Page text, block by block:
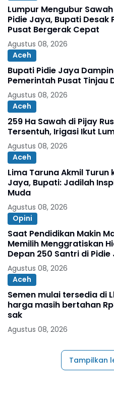
Lumpur Mengubur
Pidie Jaya, Bupati Desak
Pusat Bergerak Cepat
Agustus 08, 2026
Aceh
Bupati Pidie Jaya
Pemerintah Pusat Tinjau
Agustus 08, 2026
Aceh
259 Ha Sawah di Pijay
Tersentuh, Irigasi Ikut
Agustus 08, 2026
Aceh
Lima Taruna Akmil Turun
Jaya, Bupati: Jadilah
Muda
Agustus 08, 2026
Opini
Saat Pendidikan Makin
Memilih Menggratiskan
Depan 250 Santri di
Agustus 08, 2026
Aceh
Semen mulai tersedia di
harga masih bertahan
sak
Agustus 08, 2026
Tampilkan